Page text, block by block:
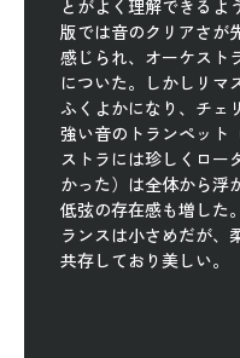
とがよく理解できるよ
版では音のクリアさが
感じられ、オーケスト
についた。しかしリマ
ふくよかになり、チェ
強い音のトランペット
ストラには珍しくロー
かった）は全体から浮
低弦の存在感も増した
ランスは小さめだが、
共存しており美しい。